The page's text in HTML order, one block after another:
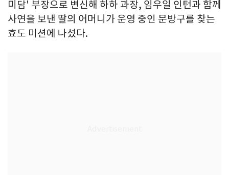
미담' 부장으로 변신해 하하 과장, 임우일 인턴과 함께
사연을 보낸 딸의 어머니가 운영 중인 문방구를 찾는
효도 미션에 나섰다.